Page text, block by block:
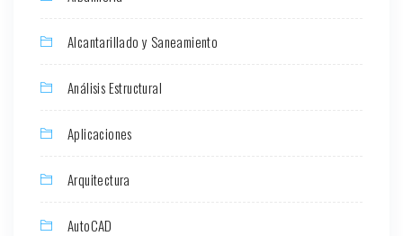
Alcantarillado y Saneamiento
Análisis Estructural
Aplicaciones
Arquitectura
AutoCAD